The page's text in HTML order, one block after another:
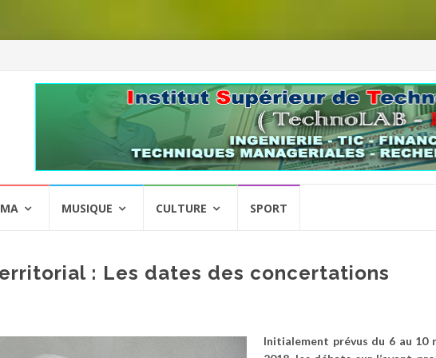
MUSIQUE CULTURE SPORT
: Les dates des concertations
Initialement prévus du 6 au 10